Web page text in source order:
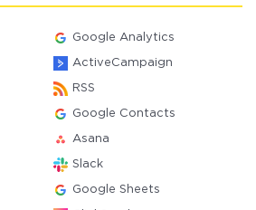
Google Analytics
ActiveCampaign
RSS
Google Contacts
Asana
Slack
Google Sheets